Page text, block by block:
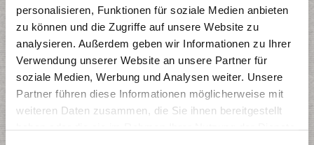
personalisieren, Funktionen für soziale Medien anbieten
zu können und die Zugriffe auf unsere Website zu
analysieren. Außerdem geben wir Informationen zu Ihrer
Verwendung unserer Website an unsere Partner für
soziale Medien, Werbung und Analysen weiter. Unsere
Partner führen diese Informationen möglicherweise mit
weiteren Daten zusammen, die Sie ihnen bereitgestellt
Restmülltonne
Gelber Sack
Biotonne